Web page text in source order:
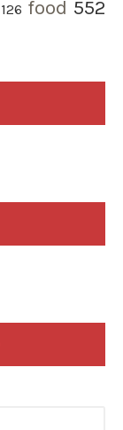
126 food 552